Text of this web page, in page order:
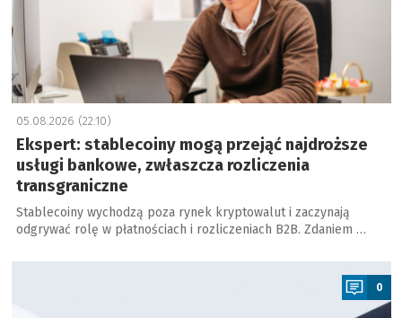
05.08.2026 (22:10)
Ekspert: stablecoiny mogą przejąć najdroższe
usługi bankowe, zwłaszcza rozliczenia
transgraniczne
Stablecoiny wychodzą poza rynek kryptowalut i zaczynają
odgrywać rolę w płatnościach i rozliczeniach B2B. Zdaniem …
a
0